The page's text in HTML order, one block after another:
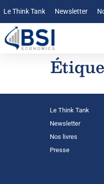
Le Think Tank Newsletter
Le Think Tank
Newsletter
Nos livres
Presse